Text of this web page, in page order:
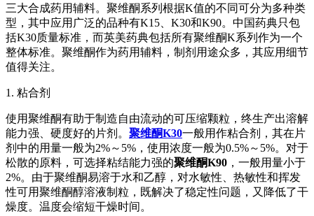
三大合成药用辅料。聚维酮系列根据K值的不同可分为多种类
型，其中应用广泛的品种有K15、K30和K90。中国药典只包
括K30质量标准，而英美药典包括所有聚维酮K系列作为一个
整体标准。聚维酮作为药用辅料，制剂用途众多，其应用细节
值得关注。
1. 粘合剂
使用聚维酮有助于制造自由流动的可压缩颗粒，终生产出溶解
能力强、硬度好的片剂。 聚维酮K30一般用作粘合剂，其在片
剂中的用量一般为2%～5%，使用浓度一般为0.5%～5%。对于
松散的原料，可选择粘结能力强的聚维酮K90 ，一般用量小于
2%。由于聚维酮易溶于水和乙醇，对水敏性、热敏性和挥发
性可用聚维酮醇溶液制粒，既解决了稳定性问题，又降低了干
燥度。温度会缩短干燥时间。